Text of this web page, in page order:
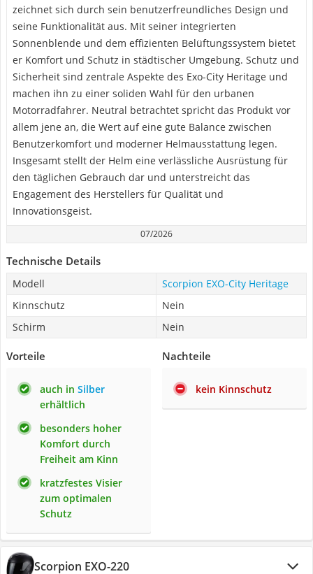
zeichnet sich durch sein benutzerfreundliches Design und
seine Funktionalität aus. Mit seiner integrierten
Sonnenblende und dem effizienten Belüftungssystem bietet
er Komfort und Schutz in städtischer Umgebung. Schutz und
Sicherheit sind zentrale Aspekte des Exo-City Heritage und
machen ihn zu einer soliden Wahl für den urbanen
Motorradfahrer. Neutral betrachtet spricht das Produkt vor
allem jene an, die Wert auf eine gute Balance zwischen
Benutzerkomfort und moderner Helmausstattung legen.
Insgesamt stellt der Helm eine verlässliche Ausrüstung für
den täglichen Gebrauch dar und unterstreicht das
Engagement des Herstellers für Qualität und
Innovationsgeist.
07/2026
Technische Details
Modell
Scorpion EXO-City Heritage
Kinnschutz
Nein
Schirm
Nein
Vorteile
auch in Silber
erhältlich
besonders hoher
Komfort durch
Freiheit am Kinn
kratzfestes Visier
zum optimalen
Schutz
Nachteile
kein Kinnschutz
Scorpion EXO-220